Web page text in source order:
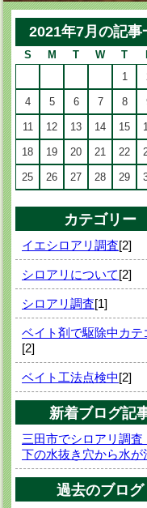
2021年7月の記事
S M T W T
1
4 5 6 7 8
11 12 13 14 15
18 19 20 21 22
25 26 27 28 29
カテゴリー
イエシロアリ調査[2]
シロアリについて[2]
シロアリ調査[1]
ベイト剤で駆除中カテ
[2]
ベイト工法点検中[2]
新着ブログ記
三田市でシロアリ調
下の水抜き穴から水が
過去のブログ